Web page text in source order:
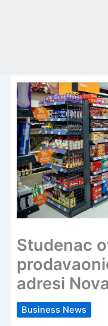
Studenac
adresi
Business News